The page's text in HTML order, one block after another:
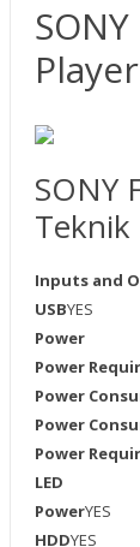
Player
SONY
Teknik
Inputs and
USBYES
Power
Power
Power
Power
Power
LED
PowerYES
HDDYES